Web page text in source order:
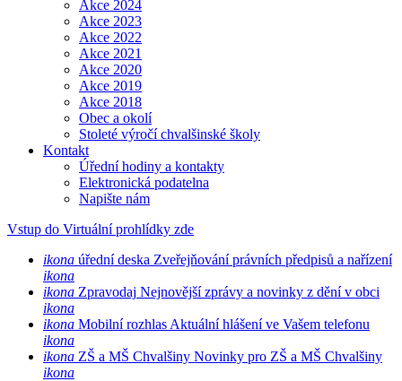
Akce 2024
Akce 2023
Akce 2022
Akce 2021
Akce 2020
Akce 2019
Akce 2018
Obec a okolí
Stoleté výročí chvalšinské školy
Kontakt
Úřední hodiny a kontakty
Elektronická podatelna
Napište nám
Vstup do Virtuální prohlídky zde
ikona úřední deska Zveřejňování právních předpisů a nařízení
ikona
ikona Zpravodaj Nejnovější zprávy a novinky z dění v obci
ikona
ikona Mobilní rozhlas Aktuální hlášení ve Vašem telefonu
ikona
ikona ZŠ a MŠ Chvalšiny Novinky pro ZŠ a MŠ Chvalšiny
ikona